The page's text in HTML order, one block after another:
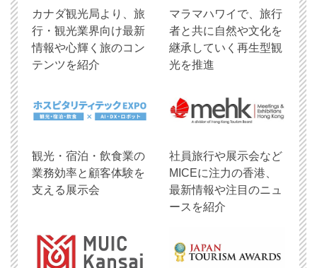
​カナダ観光局より、旅
行・観光業界向け最新
情報や心輝く旅のコン
テンツを紹介
マラマハワイで、旅行
者と共に自然や文化を
継承していく再生型観
光を推進
観光・宿泊・飲食業の
業務効率と顧客体験を
支える展示会
社員旅行や展示会など
MICEに注力の香港、
最新情報や注目のニュ
ースを紹介